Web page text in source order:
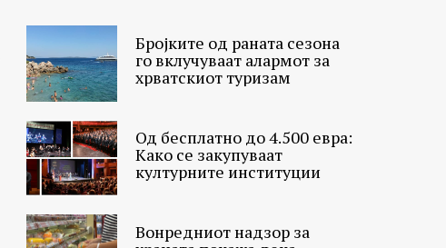
Бројките од раната сезона
го вклучуваат алармот за
хрватскиот туризам
Од бесплатно до 4.500 евра:
Како се закупуваат
културните институции
Вонредниот надзор за